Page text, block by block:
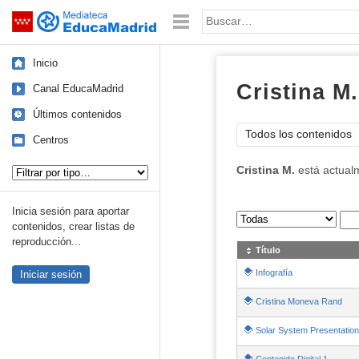
Saltar navegación Palabra o frase:
Inicio
Canal EducaMadrid
Últimos contenidos
Centros
Inicia sesión para aportar
contenidos, crear listas de
reproducción...
Iniciar sesión
Cristina M.
Todos los contenidos
Cristina M. está
Sus archivos
Título
Infografía
Cristina Moneva Rand
Solar System Presentation